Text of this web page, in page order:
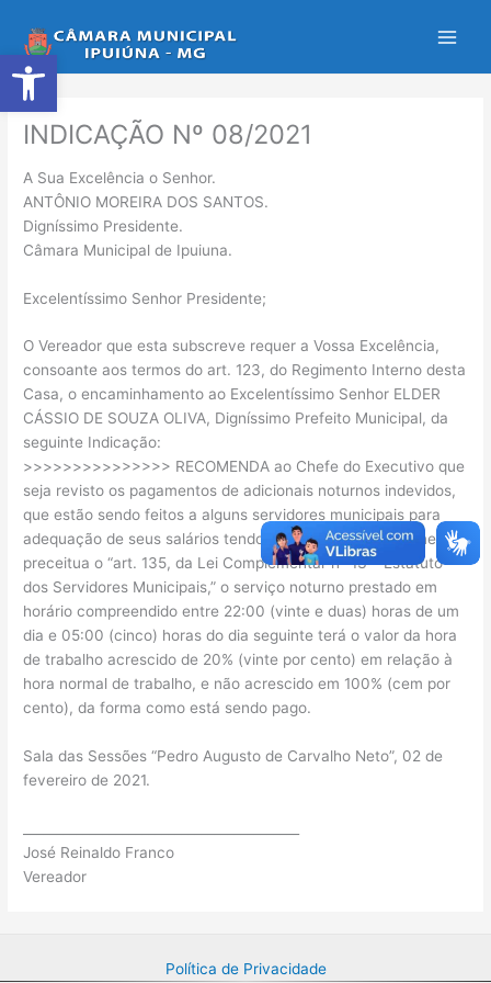
Abrir a barra de ferramentas
para
o
conteúdo
INDICAÇÃO Nº 08/2021
A Sua Excelência o Senhor.
ANTÔNIO MOREIRA DOS SANTOS.
Digníssimo Presidente.
Câmara Municipal de Ipuiuna.
Excelentíssimo Senhor Presidente;
O Vereador que esta subscreve requer a Vossa Excelência,
consoante aos termos do art. 123, do Regimento Interno desta
Casa, o encaminhamento ao Excelentíssimo Senhor ELDER
CÁSSIO DE SOUZA OLIVA, Digníssimo Prefeito Municipal, da
seguinte Indicação:
>>>>>>>>>>>>>>> RECOMENDA ao Chefe do Executivo que
seja revisto os pagamentos de adicionais noturnos indevidos,
que estão sendo feitos a alguns servidores municipais para
adequação de seus salários tendo em vista, que conforme
preceitua o “art. 135, da Lei Complementar nº 13 – Estatuto
dos Servidores Municipais,” o serviço noturno prestado em
horário compreendido entre 22:00 (vinte e duas) horas de um
dia e 05:00 (cinco) horas do dia seguinte terá o valor da hora
de trabalho acrescido de 20% (vinte por cento) em relação à
hora normal de trabalho, e não acrescido em 100% (cem por
cento), da forma como está sendo pago.
Sala das Sessões “Pedro Augusto de Carvalho Neto”, 02 de
fevereiro de 2021.
José Reinaldo Franco
Vereador
Política de Privacidade